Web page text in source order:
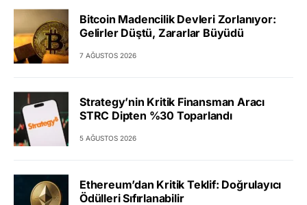
Bitcoin Madencilik Devleri Zorlanıyor:
Gelirler Düştü, Zararlar Büyüdü
7 AĞUSTOS 2026
Strategy’nin Kritik Finansman Aracı
STRC Dipten %30 Toparlandı
5 AĞUSTOS 2026
Ethereum’dan Kritik Teklif: Doğrulayıcı
Ödülleri Sıfırlanabilir